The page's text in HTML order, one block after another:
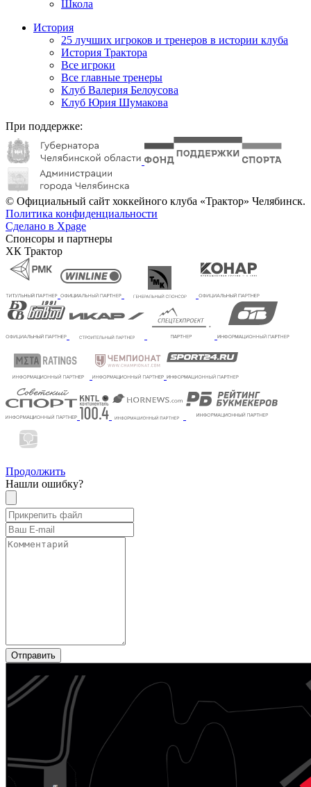
Школа
История
25 лучших игроков и тренеров в истории клуба
История Трактора
Все игроки
Все главные тренеры
Клуб Валерия Белоусова
Клуб Юрия Шумакова
При поддержке:
© Официальный сайт хоккейного клуба «Трактор» Челябинск.
Политика конфиденциальности
Сделано в Xpage
Спонсоры и партнеры
ХК Трактор
Продолжить
Нашли ошибку?